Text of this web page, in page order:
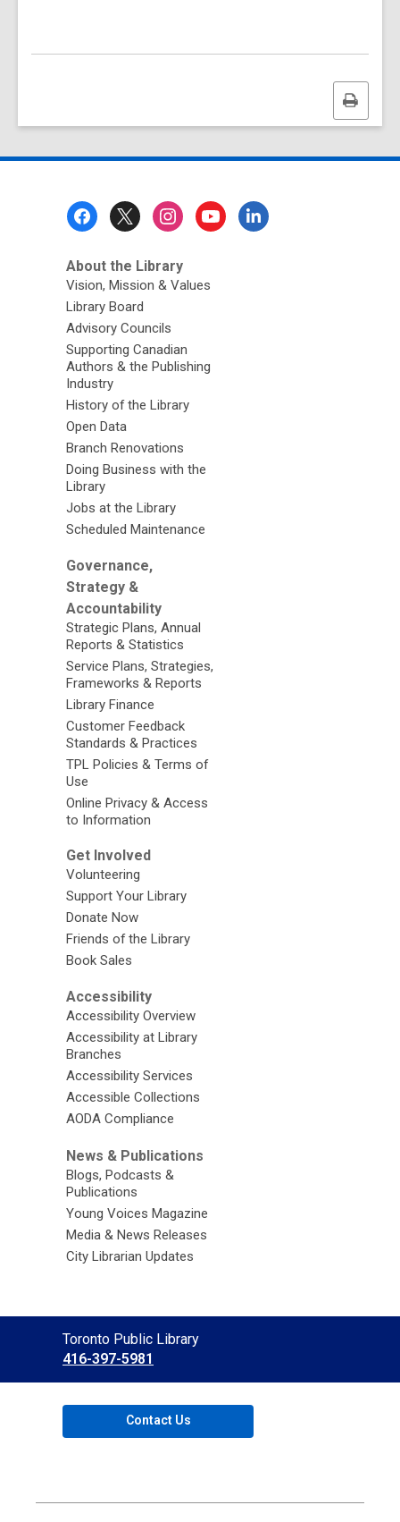
Print
this
About the Library
Vision, Mission & Values
Library Board
Advisory Councils
Supporting Canadian
Authors & the Publishing
Industry
History of the Library
Open Data
Branch Renovations
Doing Business with the
Library
Jobs at the Library
Scheduled Maintenance
Governance,
Strategy &
Accountability
Strategic Plans, Annual
Reports & Statistics
Service Plans, Strategies,
Frameworks & Reports
Library Finance
Customer Feedback
Standards & Practices
TPL Policies & Terms of
Use
Online Privacy & Access
to Information
Get Involved
Volunteering
Support Your Library
Donate Now
Friends of the Library
Book Sales
Accessibility
Accessibility Overview
Accessibility at Library
Branches
Accessibility Services
Accessible Collections
AODA Compliance
News & Publications
Blogs, Podcasts &
Publications
Young Voices Magazine
Media & News Releases
City Librarian Updates
Contact
the
Library
Toronto Public Library
416-397-5981
Contact Us